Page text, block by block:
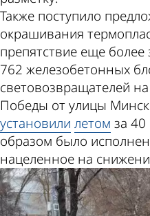
Также поступило
окрашивания
препятствие еще
762 железобетонных
световозвращателей
Победы от улицы
установили летом за
образом было
нацеленное на